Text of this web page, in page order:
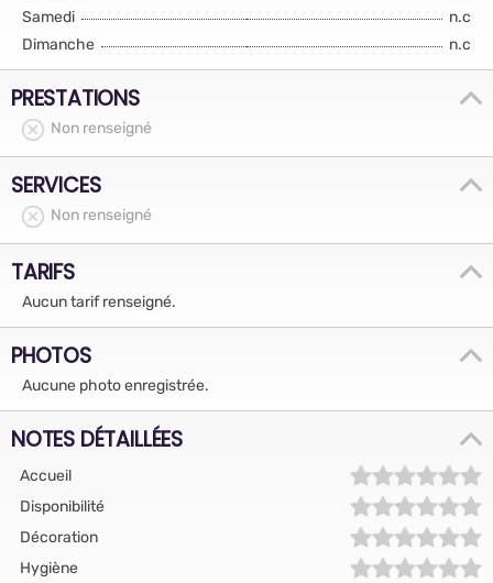
Samedi
n.c
Dimanche
n.c
PRESTATIONS
Non renseigné
SERVICES
Non renseigné
TARIFS
Aucun tarif renseigné.
PHOTOS
Aucune photo enregistrée.
NOTES DÉTAILLÉES
Accueil
Disponibilité
Décoration
Hygiène